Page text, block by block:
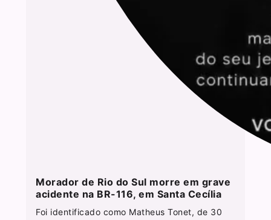
Morador de Rio do Sul morre em grave
acidente na BR-116, em Santa Cecília
Foi identificado como Matheus Tonet, de 30